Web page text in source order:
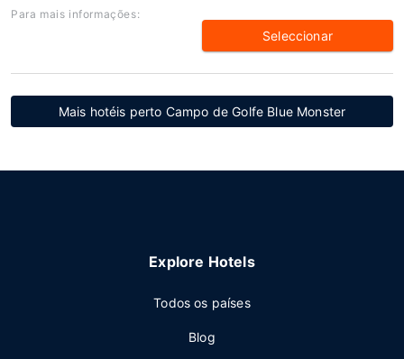
Para mais informações:
Seleccionar
Mais hotéis perto Campo de Golfe Blue Monster
Explore Hotels
Todos os países
Blog